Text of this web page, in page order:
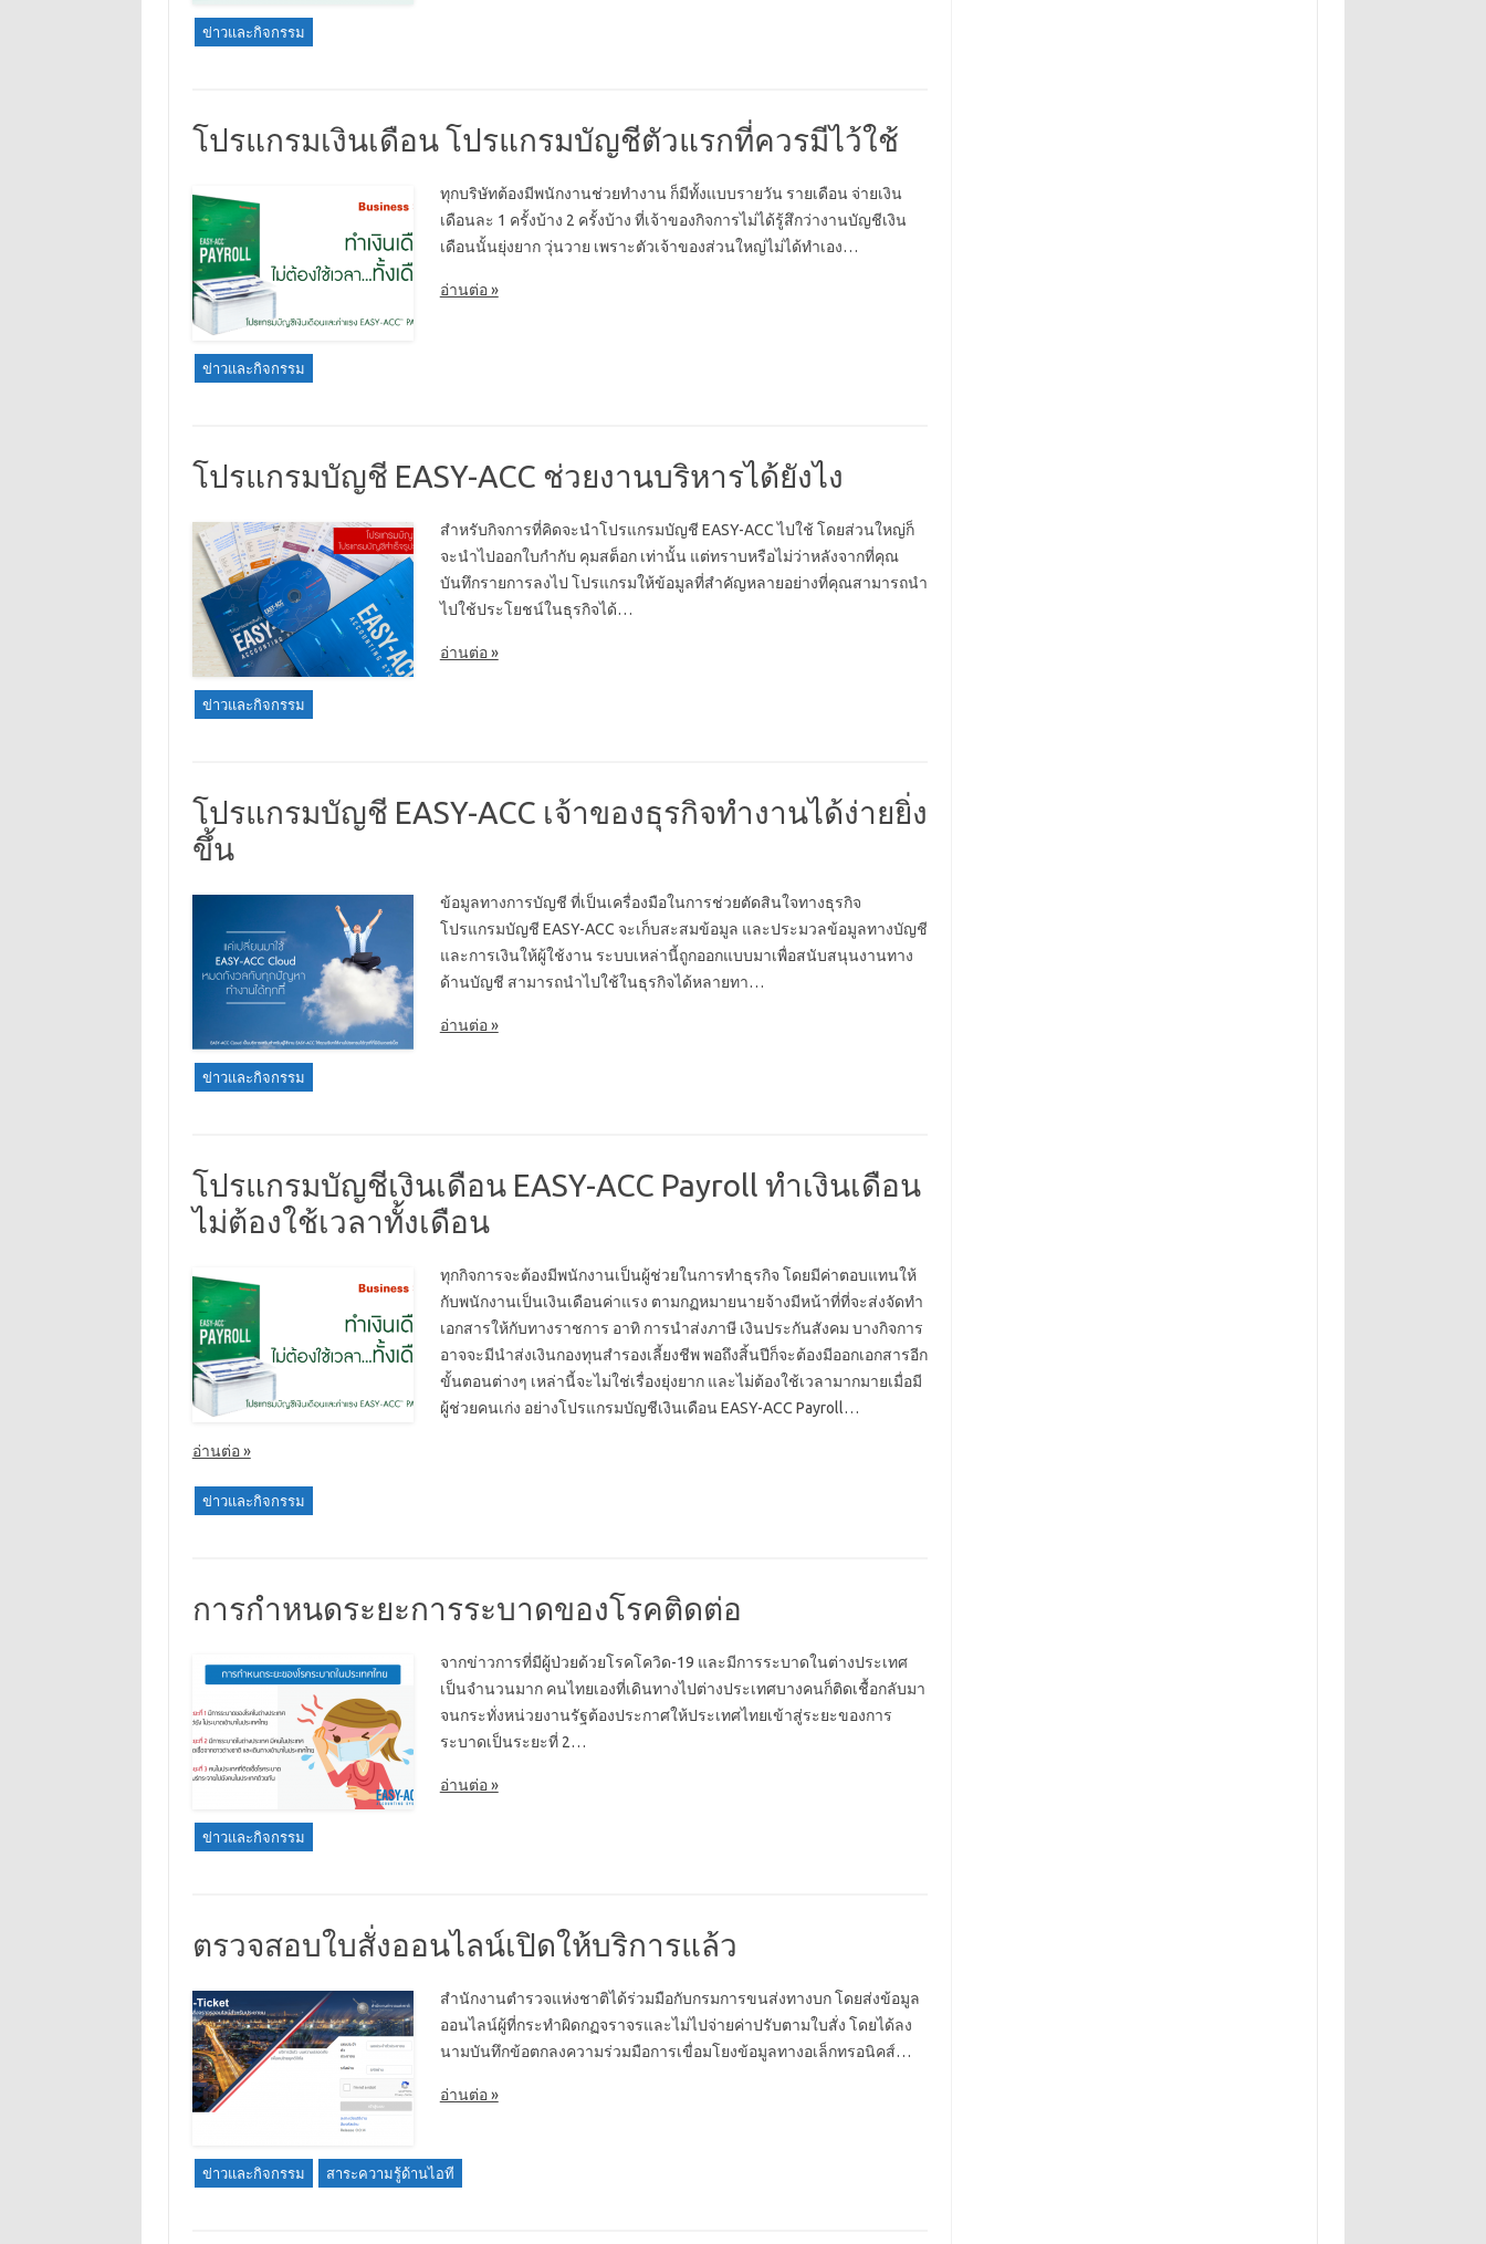
ข่าวและกิจกรรม
โปรแกรมเงินเดือน โปรแกรมบัญชีตัวแรกที่ควรมีไว้ใช้
ทุกบริษัทต้องมีพนักงานช่วยทำงาน ก็มีทั้งแบบรายวัน รายเดือน จ่ายเงิน
เดือนละ 1 ครั้งบ้าง 2 ครั้งบ้าง ที่เจ้าของกิจการไม่ได้รู้สึกว่างานบัญชีเงิน
เดือนนั้นยุ่งยาก วุ่นวาย เพราะตัวเจ้าของส่วนใหญ่ไม่ได้ทำเอง…
อ่านต่อ »
ข่าวและกิจกรรม
โปรแกรมบัญชี EASY-ACC ช่วยงานบริหารได้ยังไง
สำหรับกิจการที่คิดจะนำโปรแกรมบัญชี EASY-ACC ไปใช้ โดยส่วนใหญ่ก็
จะนำไปออกใบกำกับ คุมสต็อก เท่านั้น แต่ทราบหรือไม่ว่าหลังจากที่คุณ
บันทึกรายการลงไป โปรแกรมให้ข้อมูลที่สำคัญหลายอย่างที่คุณสามารถนำ
ไปใช้ประโยชน์ในธุรกิจได้…
อ่านต่อ »
ข่าวและกิจกรรม
โปรแกรมบัญชี EASY-ACC เจ้าของธุรกิจทำงานได้ง่ายยิ่ง
ขึ้น
ข้อมูลทางการบัญชี ที่เป็นเครื่องมือในการช่วยตัดสินใจทางธุรกิจ
โปรแกรมบัญชี EASY-ACC จะเก็บสะสมข้อมูล และประมวลข้อมูลทางบัญชี
และการเงินให้ผู้ใช้งาน ระบบเหล่านี้ถูกออกแบบมาเพื่อสนับสนุนงานทาง
ด้านบัญชี สามารถนำไปใช้ในธุรกิจได้หลายทา…
อ่านต่อ »
ข่าวและกิจกรรม
โปรแกรมบัญชีเงินเดือน EASY-ACC Payroll ทำเงินเดือน
ไม่ต้องใช้เวลาทั้งเดือน
ทุกกิจการจะต้องมีพนักงานเป็นผู้ช่วยในการทำธุรกิจ โดยมีค่าตอบแทนให้
กับพนักงานเป็นเงินเดือนค่าแรง ตามกฏหมายนายจ้างมีหน้าที่ที่จะส่งจัดทำ
เอกสารให้กับทางราชการ อาทิ การนำส่งภาษี เงินประกันสังคม บางกิจการ
อาจจะมีนำส่งเงินกองทุนสำรองเลี้ยงชีพ พอถึงสิ้นปีก็จะต้องมีออกเอกสารอีก
ขั้นตอนต่างๆ เหล่านี้จะไม่ใช่เรื่องยุ่งยาก และไม่ต้องใช้เวลามากมายเมื่อมี
ผู้ช่วยคนเก่ง อย่างโปรแกรมบัญชีเงินเดือน EASY-ACC Payroll…
อ่านต่อ »
ข่าวและกิจกรรม
การกำหนดระยะการระบาดของโรคติดต่อ
จากข่าวการที่มีผู้ป่วยด้วยโรคโควิด-19 และมีการระบาดในต่างประเทศ
เป็นจำนวนมาก คนไทยเองที่เดินทางไปต่างประเทศบางคนก็ติดเชื้อกลับมา
จนกระทั่งหน่วยงานรัฐต้องประกาศให้ประเทศไทยเข้าสู่ระยะของการ
ระบาดเป็นระยะที่ 2…
อ่านต่อ »
ข่าวและกิจกรรม
ตรวจสอบใบสั่งออนไลน์เปิดให้บริการแล้ว
สำนักงานตำรวจแห่งชาติได้ร่วมมือกับกรมการขนส่งทางบก โดยส่งข้อมูล
ออนไลน์ผู้ที่กระทำผิดกฏจราจรและไม่ไปจ่ายค่าปรับตามใบสั่ง โดยได้ลง
นามบันทึกข้อตกลงความร่วมมือการเขื่อมโยงข้อมูลทางอเล็กทรอนิคส์…
อ่านต่อ »
ข่าวและกิจกรรม สาระความรู้ด้านไอที